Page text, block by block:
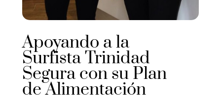
Apoyando a la
Surfista Trinidad
Segura con su Plan
de Alimentación